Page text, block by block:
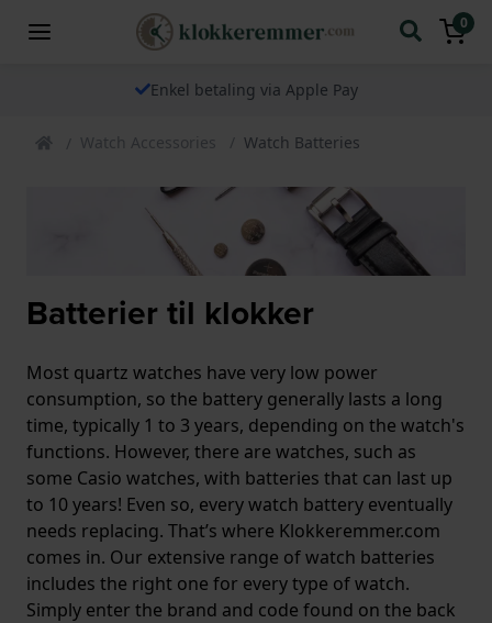
0
100 % originaleklokkeremmer fra merket
Watch Accessories Watch Batteries
Batterier til klokker
Most quartz watches have very low power
consumption, so the battery generally lasts a long
time, typically 1 to 3 years, depending on the watch's
functions. However, there are watches, such as
some Casio watches, with batteries that can last up
to 10 years! Even so, every watch battery eventually
needs replacing. That’s where Klokkeremmer.com
comes in. Our extensive range of watch batteries
includes the right one for every type of watch.
Simply enter the brand and code found on the back